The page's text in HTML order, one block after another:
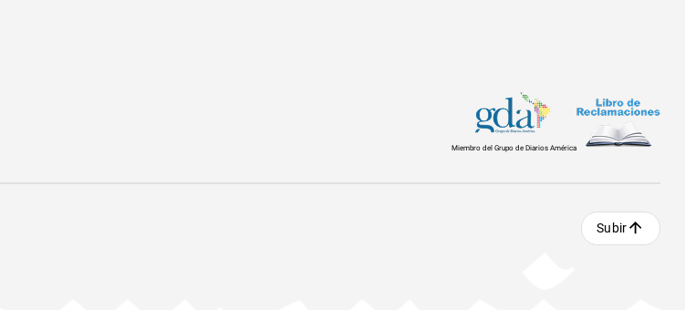
Miembro del Grupo de Diarios América
Subir